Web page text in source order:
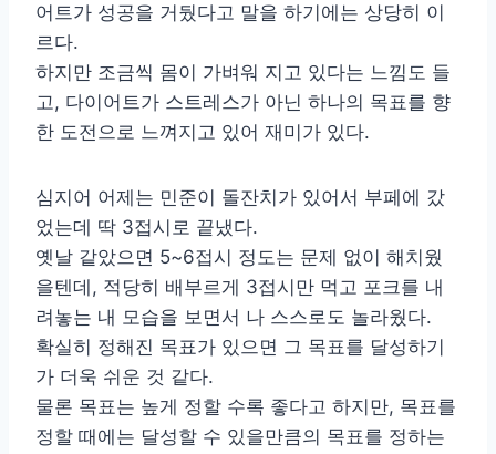
어트가 성공을 거뒀다고 말을 하기에는 상당히 이
르다.
하지만 조금씩 몸이 가벼워 지고 있다는 느낌도 들
고, 다이어트가 스트레스가 아닌 하나의 목표를 향
한 도전으로 느껴지고 있어 재미가 있다.
심지어 어제는 민준이 돌잔치가 있어서 부페에 갔
었는데 딱 3접시로 끝냈다.
옛날 같았으면 5~6접시 정도는 문제 없이 해치웠
을텐데, 적당히 배부르게 3접시만 먹고 포크를 내
려놓는 내 모습을 보면서 나 스스로도 놀라웠다.
확실히 정해진 목표가 있으면 그 목표를 달성하기
가 더욱 쉬운 것 같다.
물론 목표는 높게 정할 수록 좋다고 하지만, 목표를
정할 때에는 달성할 수 있을만큼의 목표를 정하는